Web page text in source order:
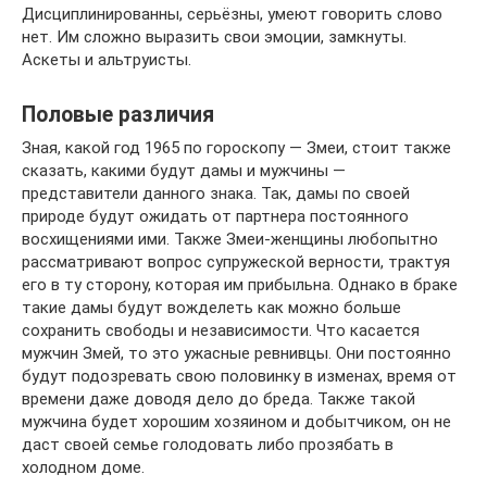
Дисциплинированны, серьёзны, умеют говорить слово
нет. Им сложно выразить свои эмоции, замкнуты.
Аскеты и альтруисты.
Половые различия
Зная, какой год 1965 по гороскопу — Змеи, стоит также
сказать, какими будут дамы и мужчины —
представители данного знака. Так, дамы по своей
природе будут ожидать от партнера постоянного
восхищениями ими. Также Змеи-женщины любопытно
рассматривают вопрос супружеской верности, трактуя
его в ту сторону, которая им прибыльна. Однако в браке
такие дамы будут вожделеть как можно больше
сохранить свободы и независимости. Что касается
мужчин Змей, то это ужасные ревнивцы. Они постоянно
будут подозревать свою половинку в изменах, время от
времени даже доводя дело до бреда. Также такой
мужчина будет хорошим хозяином и добытчиком, он не
даст своей семье голодовать либо прозябать в
холодном доме.